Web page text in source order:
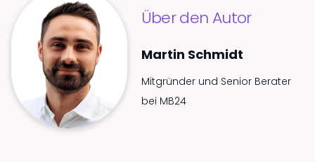
Über den Autor
Martin Schmidt
Mitgründer und Senior Berater
bei MB24